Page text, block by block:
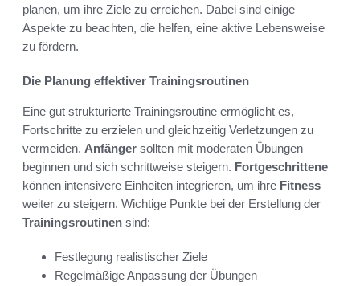
planen, um ihre Ziele zu erreichen. Dabei sind einige
Aspekte zu beachten, die helfen, eine aktive Lebensweise
zu fördern.
Die Planung effektiver Trainingsroutinen
Eine gut strukturierte Trainingsroutine ermöglicht es,
Fortschritte zu erzielen und gleichzeitig Verletzungen zu
vermeiden. Anfänger sollten mit moderaten Übungen
beginnen und sich schrittweise steigern. Fortgeschrittene
können intensivere Einheiten integrieren, um ihre Fitness
weiter zu steigern. Wichtige Punkte bei der Erstellung der
Trainingsroutinen sind:
Festlegung realistischer Ziele
Regelmäßige Anpassung der Übungen